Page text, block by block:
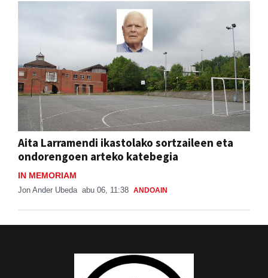
Aita Larramendi ikastolako sortzaileen eta
ondorengoen arteko katebegia
IN MEMORIAM
Jon Ander Ubeda abu 06, 11:38 ANDOAIN